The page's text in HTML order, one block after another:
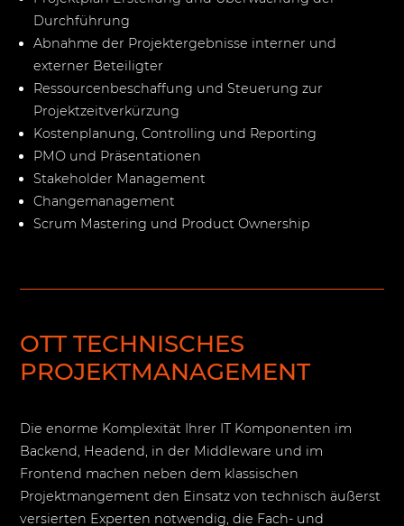
Durchführung
Abnahme der Projektergebnisse interner und
externer Beteiligter
Ressourcenbeschaffung und Steuerung zur
Projektzeitverkürzung
Kostenplanung, Controlling und Reporting
PMO und Präsentationen
Stakeholder Management
Changemanagement
Scrum Mastering und Product Ownership
OTT TECHNISCHES
PROJEKTMANAGEMENT
Die enorme Komplexität Ihrer IT Komponenten im
Backend, Headend, in der Middleware und im
Frontend machen neben dem klassischen
Projektmangement den Einsatz von technisch äußerst
versierten Experten notwendig, die Fach- und